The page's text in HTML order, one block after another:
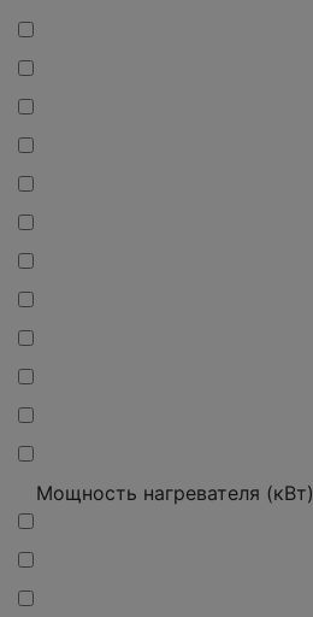
Мощность нагревателя (кВт)